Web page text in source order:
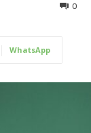
0
WhatsApp